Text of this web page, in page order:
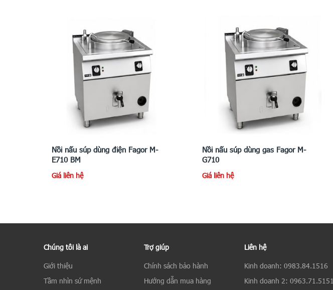
Nồi nấu súp dùng điện Fagor M-
E710 BM
Giá liên hệ
Nồi nấu súp dùng gas Fagor M-
G710
Giá liên hệ
Chúng tôi là ai
Giới thiệu
Tầm nhìn sứ mệnh
Trợ giúp
Chính sách bảo hành
Hướng dẫn mua hàng
Liên hệ
Kinh doanh: 0983.84.1516
Kinh doanh 2: 0963.71.5151